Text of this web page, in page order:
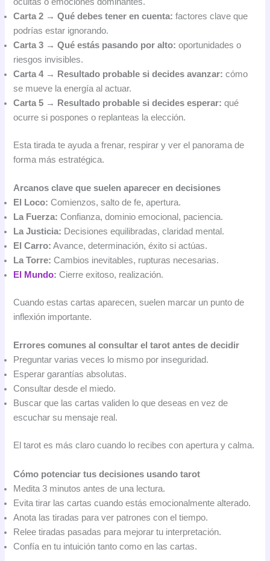
Carta 2 → Qué debes tener en cuenta: factores clave que
podrías estar ignorando.
Carta 3 → Qué estás pasando por alto: oportunidades o
riesgos invisibles.
Carta 4 → Resultado probable si decides avanzar: cómo
se mueve la energía al actuar.
Carta 5 → Resultado probable si decides esperar: qué
ocurre si pospones o replanteas la elección.
Esta tirada te ayuda a frenar, respirar y ver el panorama de
forma más estratégica.
Arcanos clave que suelen aparecer en decisiones
El Loco: Comienzos, salto de fe, apertura.
La Fuerza: Confianza, dominio emocional, paciencia.
La Justicia: Decisiones equilibradas, claridad mental.
El Carro: Avance, determinación, éxito si actúas.
La Torre: Cambios inevitables, rupturas necesarias.
El Mundo: Cierre exitoso, realización.
Cuando estas cartas aparecen, suelen marcar un punto de
inflexión importante.
Errores comunes al consultar el tarot antes de decidir
Preguntar varias veces lo mismo por inseguridad.
Esperar garantías absolutas.
Consultar desde el miedo.
Buscar que las cartas validen lo que deseas en vez de
escuchar su mensaje real.
El tarot es más claro cuando lo recibes con apertura y calma.
Cómo potenciar tus decisiones usando tarot
Medita 3 minutos antes de una lectura.
Evita tirar las cartas cuando estás emocionalmente alterado.
Anota las tiradas para ver patrones con el tiempo.
Relee tiradas pasadas para mejorar tu interpretación.
Confía en tu intuición tanto como en las cartas.